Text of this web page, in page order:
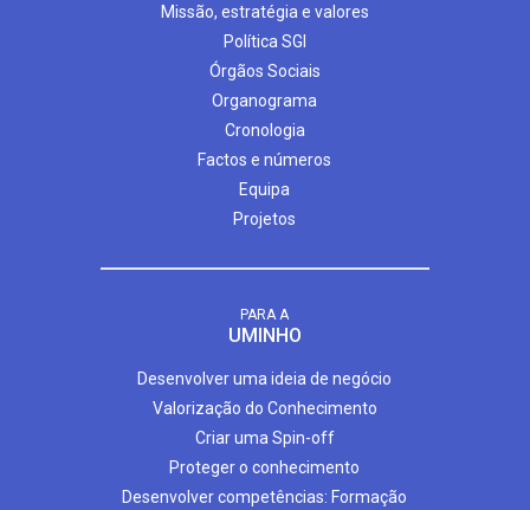
Missão, estratégia e valores
Política SGI
Órgãos Sociais
Organograma
Cronologia
Factos e números
Equipa
Projetos
PARA A
UMINHO
Desenvolver uma ideia de negócio
Valorização do Conhecimento
Criar uma Spin-off
Proteger o conhecimento
Desenvolver competências: Formação